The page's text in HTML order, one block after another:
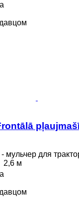
мульчер для
2,6 м